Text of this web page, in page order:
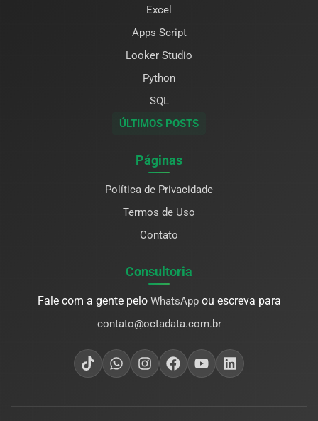
Excel
Apps Script
Looker Studio
Python
SQL
ÚLTIMOS POSTS
Páginas
Política de Privacidade
Termos de Uso
Contato
Consultoria
Fale com a gente pelo WhatsAppou escreva para
contato@octadata.com.br